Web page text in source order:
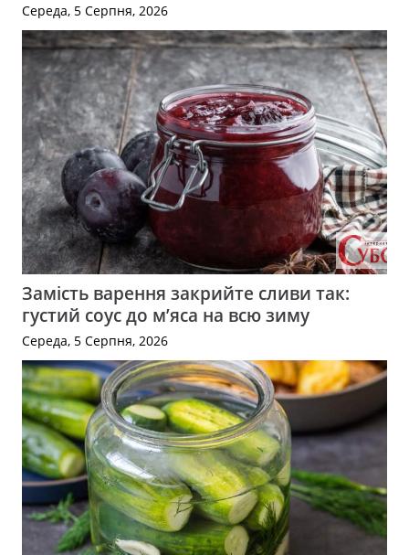
Середа, 5 Серпня, 2026
Замість варення закрийте сливи так:
густий соус до м’яса на всю зиму
Середа, 5 Серпня, 2026